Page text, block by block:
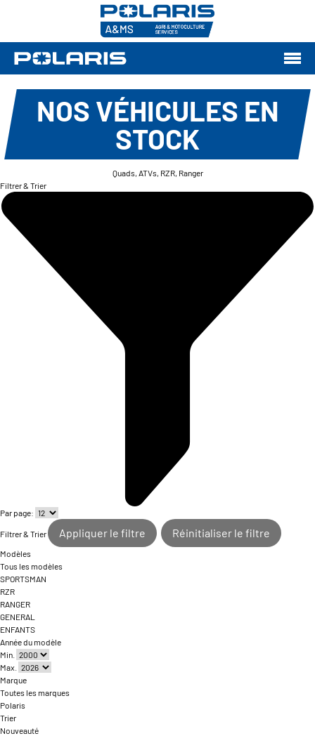
NOS VÉHICULES EN
STOCK
Quads, ATVs, RZR, Ranger
Filtrer & Trier
Par page:
Filtrer & Trier Appliquer le filtre Réinitialiser le filtre
Modèles
Tous les modèles
SPORTSMAN
RZR
RANGER
GENERAL
ENFANTS
Année du modèle
Min.
Max.
Marque
Toutes les marques
Polaris
Trier
Nouveauté